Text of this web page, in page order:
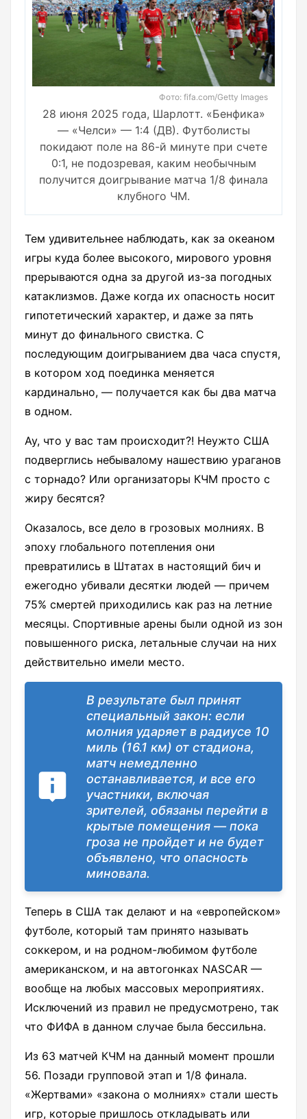
Фото: fifa.com/Getty Images
28 июня 2025 года, Шарлотт. «Бенфика»
— «Челси» — 1:4 (ДВ). Футболисты
покидают поле на 86-й минуте при счете
0:1, не подозревая, каким необычным
получится доигрывание матча 1/8 финала
клубного ЧМ.
Тем удивительнее наблюдать, как за океаном
игры куда более высокого, мирового уровня
прерываются одна за другой из-за погодных
катаклизмов. Даже когда их опасность носит
гипотетический характер, и даже за пять
минут до финального свистка. С
последующим доигрыванием два часа спустя,
в котором ход поединка меняется
кардинально, — получается как бы два матча
в одном.
Ау, что у вас там происходит?! Неужто США
подверглись небывалому нашествию ураганов
с торнадо? Или организаторы КЧМ просто с
жиру бесятся?
Оказалось, все дело в грозовых молниях. В
эпоху глобального потепления они
превратились в Штатах в настоящий бич и
ежегодно убивали десятки людей — причем
75% смертей приходились как раз на летние
месяцы. Спортивные арены были одной из зон
повышенного риска, летальные случаи на них
действительно имели место.
В результате был принят
специальный закон: если
молния ударяет в радиусе 10
миль (16.1 км) от стадиона,
матч немедленно
останавливается, и все его
участники, включая
зрителей, обязаны перейти в
крытые помещения — пока
гроза не пройдет и не будет
объявлено, что опасность
миновала.
Теперь в США так делают и на «европейском»
футболе, который там принято называть
соккером, и на родном-любимом футболе
американском, и на автогонках NASCAR —
вообще на любых массовых мероприятиях.
Исключений из правил не предусмотрено, так
что ФИФА в данном случае была бессильна.
Из 63 матчей КЧМ на данный момент прошли
56. Позади групповой этап и 1/8 финала.
«Жертвами» «закона о молниях» стали шесть
игр, которые пришлось откладывать или